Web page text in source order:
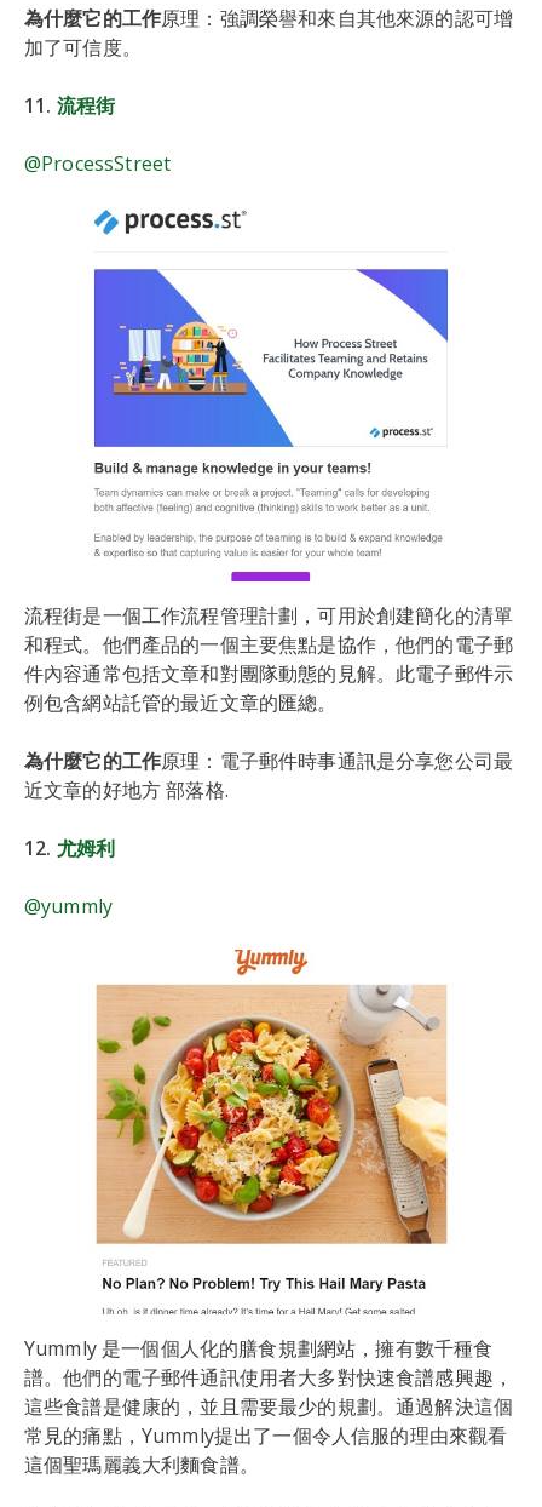
為什麼它的工作原理：強調榮譽和來自其他來源的認可增
加了可信度。
11. 流程街
@ProcessStreet
流程街是一個工作流程管理計劃，可用於創建簡化的清單
和程式。他們產品的一個主要焦點是協作，他們的電子郵
件內容通常包括文章和對團隊動態的見解。此電子郵件示
例包含網站託管的最近文章的匯總。
為什麼它的工作原理：電子郵件時事通訊是分享您公司最
近文章的好地方 部落格.
12. 尤姆利
@yummly
Yummly 是一個個人化的膳食規劃網站，擁有數千種食
譜。他們的電子郵件通訊使用者大多對快速食譜感興趣，
這些食譜是健康的，並且需要最少的規劃。通過解決這個
常見的痛點，Yummly提出了一個令人信服的理由來觀看
這個聖瑪麗義大利麵食譜。